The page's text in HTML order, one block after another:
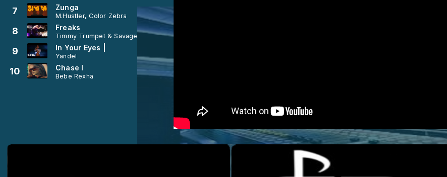
7 Zunga
M.Hustler, Color Zebra
8 Freaks
Timmy Trumpet & Savage
9 In Your Eyes |
Yandel
10 Chase I
Bebe Rexha